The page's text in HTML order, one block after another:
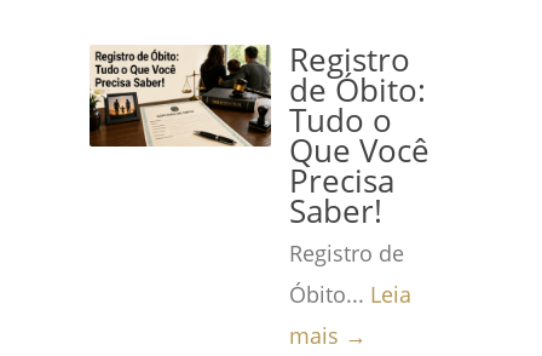
Registro
de Óbito:
Tudo o
Que Você
Precisa
Saber!
Registro de
Óbito... Leia
mais →